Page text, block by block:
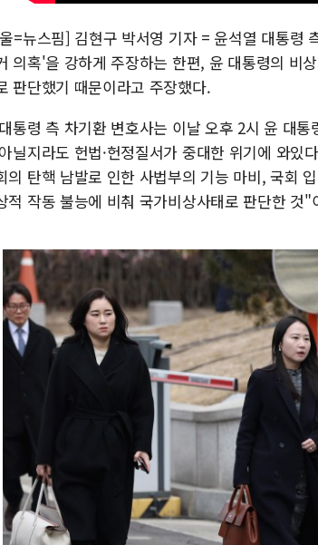
=뉴스핌] 김현구 박서영 기자 = 윤석열 대통령
의혹'을 강하게 주장하는 한편, 윤 대통령의 비
판단했기 때문이라고 주장했다.
통령 측 차기환 변호사는 이날 오후 2시 윤 대
닐지라도 헌법·헌정질서가 중대한 위기에 와
의 탄핵 남발로 인한 사법부의 기능 마비, 국회
적 작동 불능에 비춰 국가비상사태로 판단한 것"